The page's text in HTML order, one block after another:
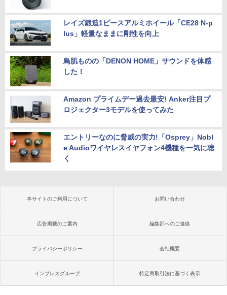
レイズ鍛造1ピースアルミホイール「CE28 N-p
lus」軽量なままに剛性を向上
鳥肌ものの「DENON HOME」サウンドを体感
した！
Amazon プライムデー過去最安! Anker注目プ
ロジェクター3モデルを使ってみた
エントリーなのに脅威の実力!「Osprey」Nobl
e Audioワイヤレスイヤフォン4機種を一気に聴
く
本サイトのご利用について お問い合わせ
広告掲載のご案内 編集部へのご連絡
プライバシーポリシー 会社概要
インプレスグループ 特定商取引法に基づく表示